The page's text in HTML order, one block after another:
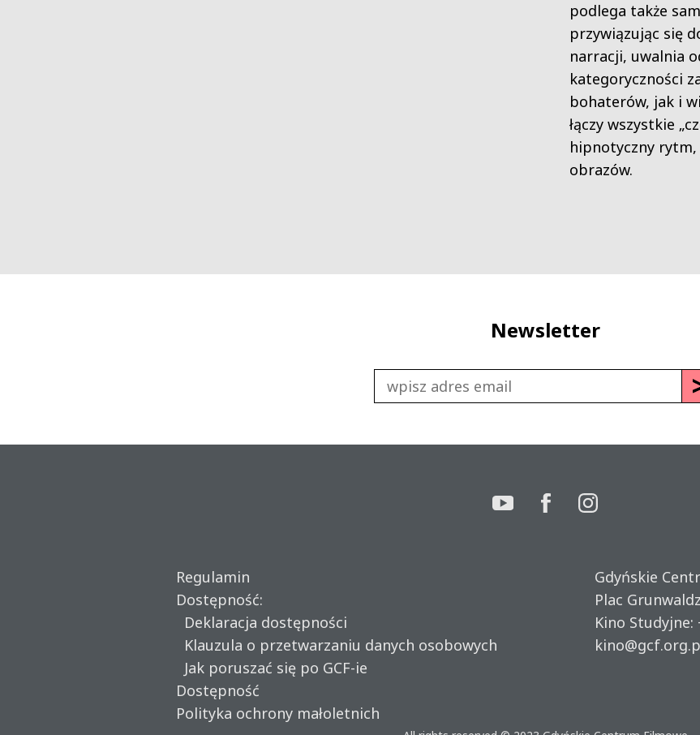
podlega także
przywiązując się
narracji, uwalnia
kategoryczności
bohaterów, jak i
łączy wszystkie
hipnotyczny
obrazów.
Newsletter
Regulamin
Dostępność:
Deklaracja dostępności
Klauzula o przetwarzaniu danych osobowych
Jak poruszać się po GCF-ie
Dostępność
Polityka ochrony małoletnich
Gdyńskie
Plac
Kino Studyjne: